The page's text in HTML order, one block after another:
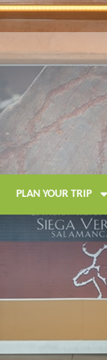
PLAN YOUR TRIP